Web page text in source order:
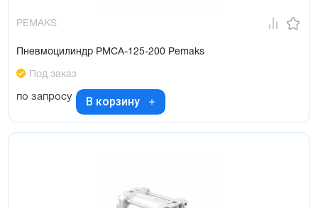
PEMAKS
Пневмоцилиндр PMCA-125-200 Pemaks
Под заказ
по запросу В корзину